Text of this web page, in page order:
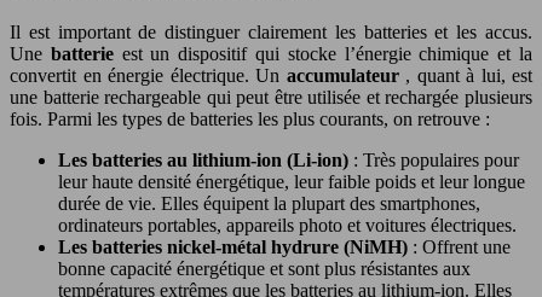
Il est important de distinguer clairement les batteries et les accus.
Une batterie est un dispositif qui stocke l’énergie chimique et la
convertit en énergie électrique. Un accumulateur , quant à lui, est
une batterie rechargeable qui peut être utilisée et rechargée plusieurs
fois. Parmi les types de batteries les plus courants, on retrouve :
Les batteries au lithium-ion (Li-ion) : Très populaires pour
leur haute densité énergétique, leur faible poids et leur longue
durée de vie. Elles équipent la plupart des smartphones,
ordinateurs portables, appareils photo et voitures électriques.
Les batteries nickel-métal hydrure (NiMH) : Offrent une
bonne capacité énergétique et sont plus résistantes aux
températures extrêmes que les batteries au lithium-ion. Elles